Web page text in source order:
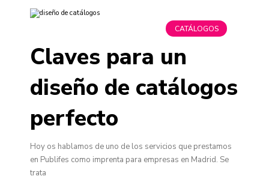
CATÁLOGOS
Claves para un
diseño de catálogos
perfecto
Hoy os hablamos de uno de los servicios que prestamos
en Publifes como imprenta para empresas en Madrid. Se
trata